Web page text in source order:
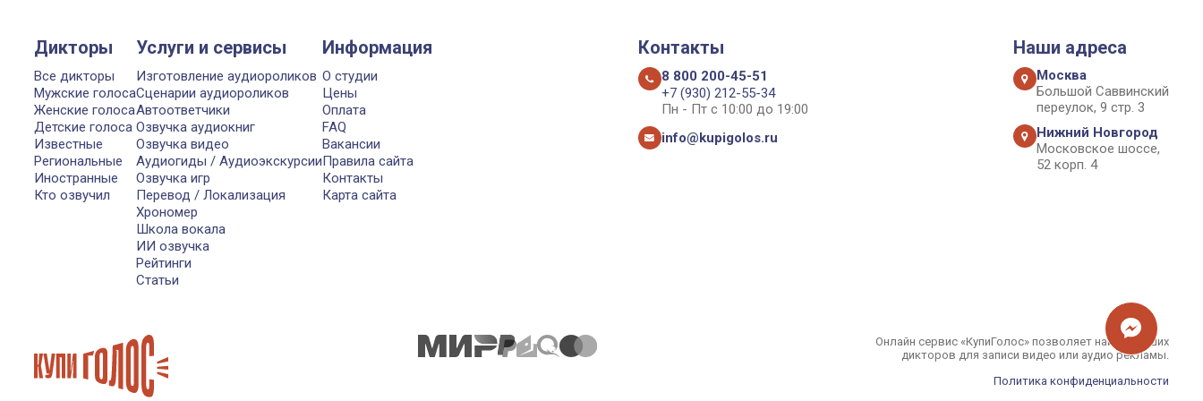
Дикторы
Все дикторы
Мужские голоса
Женские голоса
Детские голоса
Известные
Региональные
Иностранные
Кто озвучил
Услуги и сервисы
Изготовление аудиороликов
Сценарии аудиороликов
Автоответчики
Озвучка аудиокниг
Озвучка видео
Аудиогиды / Аудиоэкскурсии
Озвучка игр
Перевод / Локализация
Хрономер
Школа вокала
ИИ озвучка
Рейтинги
Статьи
Информация
О студии
Цены
Оплата
FAQ
Вакансии
Правила сайта
Контакты
Карта сайта
Контакты
8 800 200-45-51
+7 (930) 212-55-34
Пн - Пт с 10:00 до 19:00
info@kupigolos.ru
Наши адреса
Москва
Большой Саввинский
переулок, 9 стр. 3
Нижний Новгород
Московское шоссе,
52 корп. 4
Онлайн сервис «КупиГолос» позволяет найти лучших
дикторов для записи видео или аудио рекламы.
Политика конфиденциальности